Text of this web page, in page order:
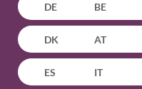
DE BE
DK AT
ES IT